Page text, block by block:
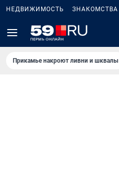
НЕДВИЖИМОСТЬ ЗНАКОМСТВА
Прикамье накроют ливни и шквалы